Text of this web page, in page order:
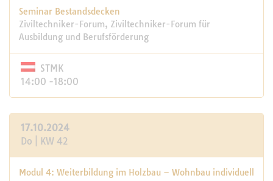
Seminar Bestandsdecken
Ziviltechniker-Forum, Ziviltechniker-Forum für
Ausbildung und Berufsförderung
STMK
14:00 -18:00
17.10.2024
Do | KW 42
Modul 4: Weiterbildung im Holzbau – Wohnbau individuell